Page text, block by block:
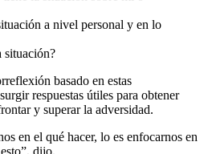
a nivel personal y en lo
situación?
basado en estas
respuestas útiles para obtener
y superar la adversidad.
en el qué hacer, lo es enfocarnos en